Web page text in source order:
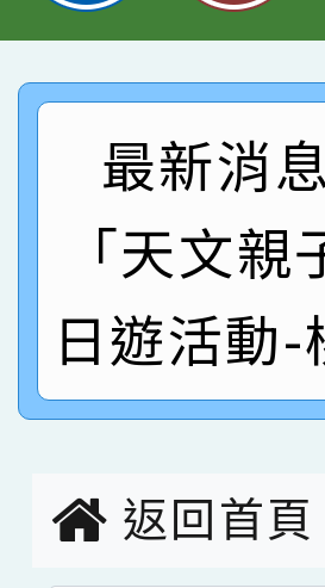
臺灣台語-
市賽榮獲科
創客第三名
賀！本校參
賽 洪綺君
名
賀！本校阿
倩參加桃園
名 指導老
賀！本校四
園市英語競
指導老師林
賀！本校參
賽 劉文瑛
賀！本校參
市賽榮獲科
最新消
「天文
日遊活動
返回首頁